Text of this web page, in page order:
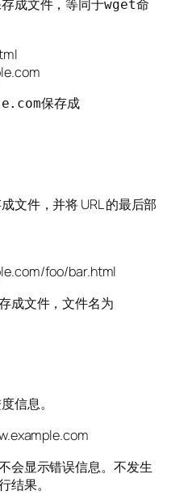
成文件，等同于wget命
保存成
文件，并将 URL 的最后部
foo/bar.html
成文件，文件名为
信息。
会显示错误信息。不发生
结果。